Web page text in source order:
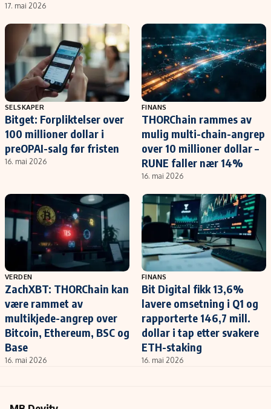
17. mai 2026
SELSKAPER
Bitget: Forpliktelser over
100 millioner dollar i
preOPAI-salg før fristen
16. mai 2026
FINANS
THORChain rammes av
mulig multi-chain-angrep
over 10 millioner dollar –
RUNE faller nær 14%
16. mai 2026
VERDEN
ZachXBT: THORChain kan
være rammet av
multikjede-angrep over
Bitcoin, Ethereum, BSC og
Base
16. mai 2026
FINANS
Bit Digital fikk 13,6%
lavere omsetning i Q1 og
rapporterte 146,7 mill.
dollar i tap etter svakere
ETH-staking
16. mai 2026